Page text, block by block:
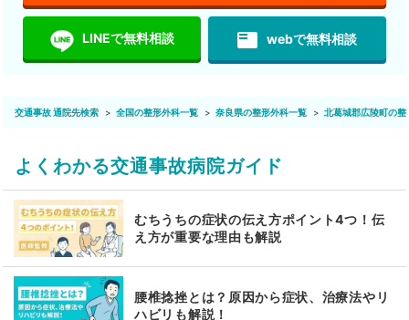
LINEで無料相談 featured_play_list webで無料相談
交通事故 通院先検索 全国の整形外科一覧 奈良県の整形外科一覧 北葛城郡広陵町の整
よくわかる交通事故病院ガイド
むちうちの症状の伝え方ポイント4つ！伝
え方が重要な理由も解説
腰椎捻挫とは？原因から症状、治療法やリ
ハビリも解説！